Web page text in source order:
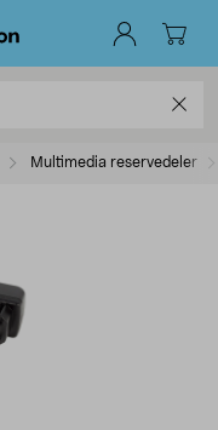
Multimedia reservedeler